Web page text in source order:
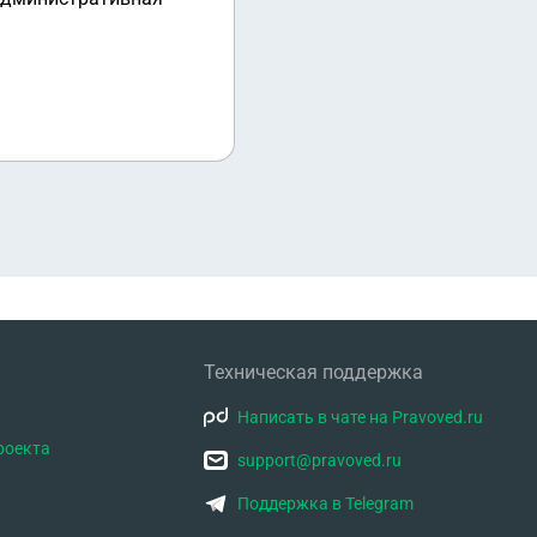
Техническая поддержка
Написать в чате на Pravoved.ru
support@pravoved.ru
Поддержка в Telegram